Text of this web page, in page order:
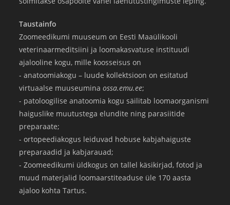
Taustainfo
Zoomeedikumi muuseum on Eesti Maaülikooli
veterinaarmeditsiini ja loomakasvatuse instituudi
ajalooline kogu, mille koosseisus on
- anatoomiakogu – luude kollektsioon on esitatud
virtuaalse muuseuminaossa.emu.ee;
- patoloogilise anatoomia kogu säilitab loomaorganismi
haiguslike muutustega elundite ning parasiitide
preparaate;
- ortopeediakogus leiduvad hobuse kabjahaiguste
preparaadid ja kabjarauad;
- Zoomeedikumi üldkogus on tallel käsikirjad, fotod ja
muud materjalid loomaarstiteaduse üle 170 aasta
ajaloo kohta Tartus.